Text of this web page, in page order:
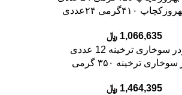
۴۱۰گرمی ۲۴عددی
1,066,635 ﷼
ترخینه ۳۵۰ گرمی
1,464,395 ﷼